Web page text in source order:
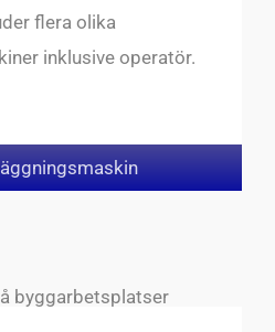
flera olika
inklusive operatör.